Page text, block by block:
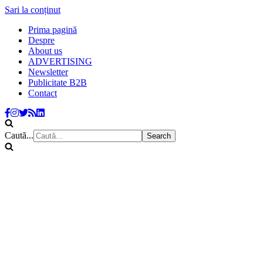
Sari la conținut
Prima pagină
Despre
About us
ADVERTISING
Newsletter
Publicitate B2B
Contact
Caută...